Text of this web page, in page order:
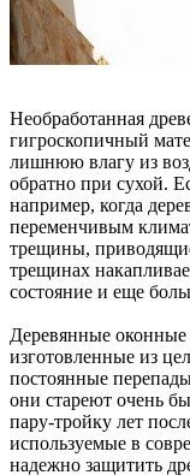
Необработанная
гигроскопичный
лишнюю влагу из
обратно при сухой.
например, когда
переменчивым
трещины,
трещинах
состояние и еще
Деревянные оконные
изготовленные из
постоянные
они стареют очень
пару-тройку лет
используемые в
надежно защитить